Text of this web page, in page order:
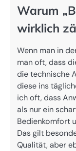
Warum
wirklich
Wenn man in
man oft, dass
die technische
diese ins
ich oft, dass
als nur ein
Bedienkomfort
Das gilt
Qualität, aber